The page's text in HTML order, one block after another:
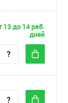
13 до 14 раб.
дней